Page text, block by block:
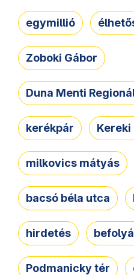
egymillió
Zoboki Gábor
Duna Menti
kerékpár Kereki
milkovics mátyás
bacsó béla utca
hirdetés
Podmanicky tér